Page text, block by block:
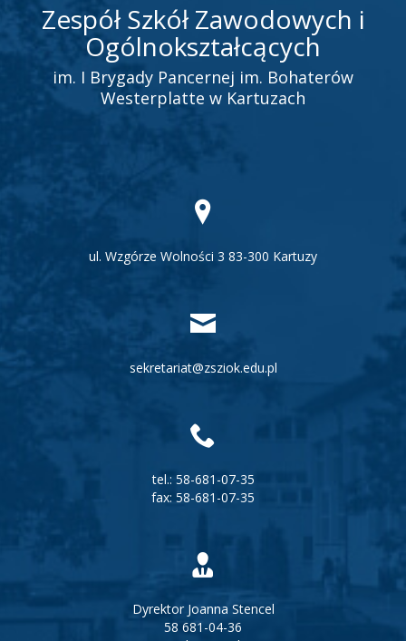
Zespół Szkół Zawodowych i
Ogólnokształcących
im. I Brygady Pancernej im. Bohaterów
Westerplatte w Kartuzach
ul. Wzgórze Wolności 3 83-300 Kartuzy
sekretariat@zsziok.edu.pl
tel.: 58-681-07-35
fax: 58-681-07-35
Dyrektor Joanna Stencel
58 681-04-36